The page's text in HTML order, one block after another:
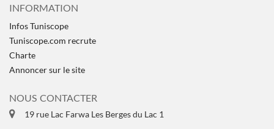
INFORMATION
Infos Tuniscope
Tuniscope.com recrute
Charte
Annoncer sur le site
NOUS CONTACTER
19 rue Lac Farwa Les Berges du Lac 1